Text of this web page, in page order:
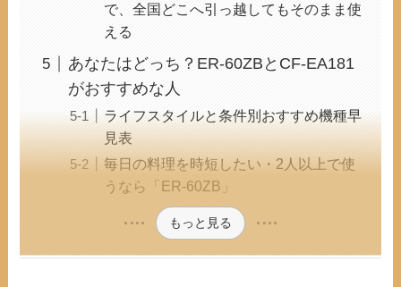
で、全国どこへ引っ越してもそのまま使
える
あなたはどっち？ER-60ZBとCF-EA181
がおすすめな人
ライフスタイルと条件別おすすめ機種早
見表
毎日の料理を時短したい・2人以上で使
うなら「ER-60ZB」
もっと見る